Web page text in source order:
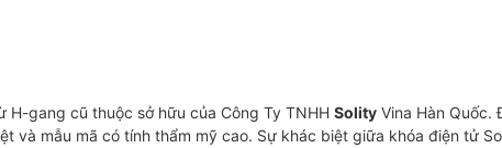
gang cũ thuộc sở hữu của Công Ty TNHH Solity Vina Hàn Quốc.
và mẫu mã có tính thẩm mỹ cao. Sự khác biệt giữa khóa điện tử